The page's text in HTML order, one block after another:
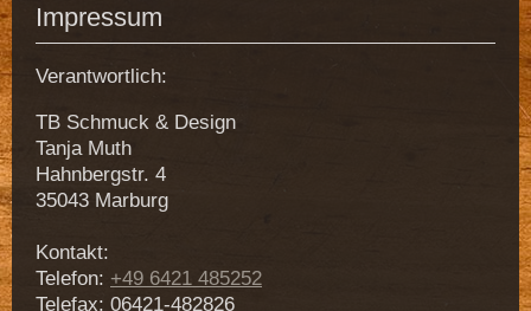
Impressum
Verantwortlich:
TB Schmuck & Design
Tanja Muth
Hahnbergstr. 4
35043 Marburg
Kontakt:
Telefon: +49 6421 485252
Telefax: 06421-482826